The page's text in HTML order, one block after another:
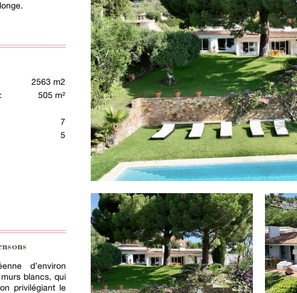
2563 m2
505 m²
7
5
d’environ
blancs, qui
privilégiant le